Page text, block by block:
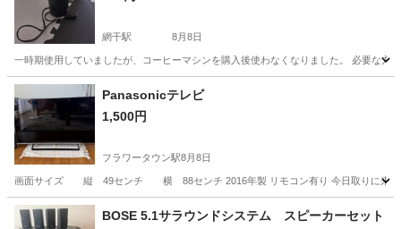
網干駅 8月8日
一時期使用していましたが、コーヒーマシンを購入後使わなくなりました。 必要な
兵庫 揖保郡 キッチン家電
Panasonicテレビ
1,500円
フラワータウン駅8月8日
画面サイズ 縦 49センチ 横 88センチ 2016年製 リモコン有り 今日取りに来て
兵庫 三田市 フラワータウン駅 家電
BOSE 5.1サラウンドシステム スピーカーセット